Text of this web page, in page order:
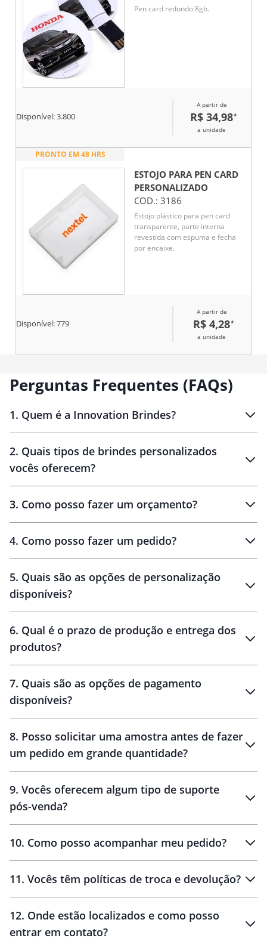
Pen card redondo 8gb.
Disponível:3.800
A partir de
R$ 34,98*
a unidade
PRONTO EM 48 HRS
ESTOJO PARA PEN CARD
PERSONALIZADO
COD.: 3186
Estojo plástico para pen card
transparente, parte interna
revestida com espuma e fecha
por encaixe.
Disponível:779
A partir de
R$ 4,28*
a unidade
Perguntas Frequentes (FAQs)
1. Quem é a Innovation Brindes?
Brindes personalizados
2. Quais tipos de brindes personalizados
vocês oferecem?
personalizados
3. Como posso fazer um orçamento?
brinde
personalização
4. Como posso fazer um pedido?
amostra virtual
5. Quais são as opções de personalização
disponíveis?
6. Qual é o prazo de produção e entrega dos
produtos?
10 dias
brinde
48 horas
7. Quais são as opções de pagamento
disponíveis?
8. Posso solicitar uma amostra antes de fazer
um pedido em grande quantidade?
amostras
9. Vocês oferecem algum tipo de suporte
pós-venda?
10. Como posso acompanhar meu pedido?
11. Vocês têm políticas de troca e devolução?
30 dias
12. Onde estão localizados e como posso
entrar em contato?